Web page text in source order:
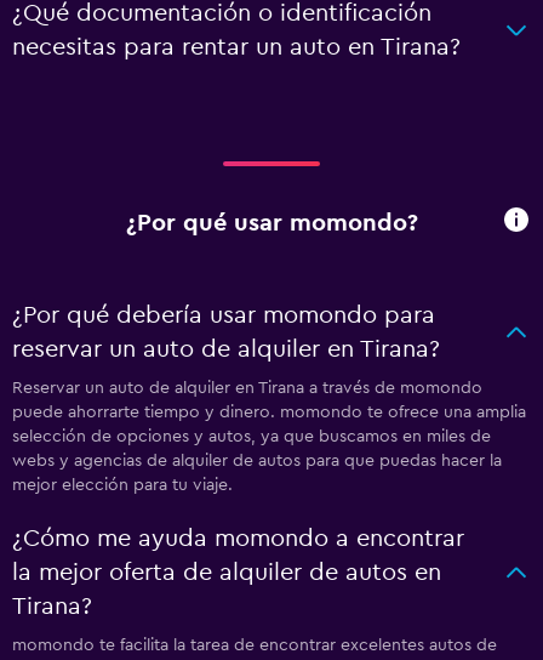
¿Qué documentación o identificación
necesitas para rentar un auto en Tirana?
¿Por qué usar momondo?
¿Por qué debería usar momondo para
reservar un auto de alquiler en Tirana?
Reservar un auto de alquiler en Tirana a través de momondo
puede ahorrarte tiempo y dinero. momondo te ofrece una amplia
selección de opciones y autos, ya que buscamos en miles de
webs y agencias de alquiler de autos para que puedas hacer la
mejor elección para tu viaje.
¿Cómo me ayuda momondo a encontrar
la mejor oferta de alquiler de autos en
Tirana?
momondo te facilita la tarea de encontrar excelentes autos de